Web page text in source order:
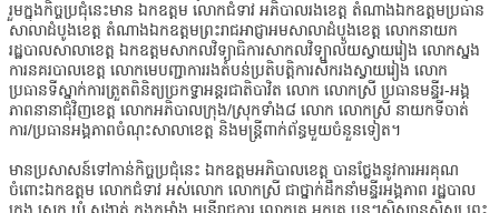
រួមក្នុងកិច្ចប្រជុំនេះមាន ឯកឧត្ដម លោកជំទាវ អភិបាលរងខេត្ត តំណាងឯកឧត្តមប្រធាន
សាលាដំបូងខេត្ត តំណាងឯកឧត្តមព្រះរាជអាជ្ញាអមសាលាដំបូងខេត្ត លោកនាយក
រដ្ឋបាលសាលាខេត្ត ឯកឧត្តមសាកលវិទ្យាធិការសាកលវិទ្យាល័យស្វាយរៀង លោកស្នង
ការនគរបាលខេត្ត លោកមេបញ្ជាការរងតំបន់ប្រតិបត្តិការសឹករងស្វាយរៀង លោក
ប្រធានទីស្នាក់ការត្រួតពិនិត្យច្រកទ្វាអន្តរជាតិបាវិត លោក លោកស្រី ប្រធានមន្ទីរ-អង្គ
ភាពនានាជុំវិញខេត្ត លោកអភិបាលក្រុង/ស្រុកទាំង៨ លោក លោកស្រី នាយកទីចាត់
ការ/ប្រធានអង្គភាពចំណុះសាលាខេត្ត និងមន្ត្រីពាក់ព័ន្ធមួយចំនួនទៀត។
មានប្រសាសន៍ទៅកាន់កិច្ចប្រជុំនេះ ឯកឧត្តមអភិបាលខេត្ត បានថ្លែងនូវការអរគុណ
ចំពោះឯកឧត្ដម លោកជំទាវ អស់លោក លោកស្រី ជាថ្នាក់ដឹកនាំមន្ទីរអង្គភាព រដ្ឋបាល